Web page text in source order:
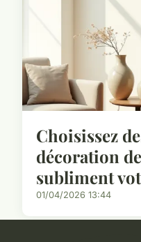
Choisissez
décoration
subliment
01/04/2026 13:44